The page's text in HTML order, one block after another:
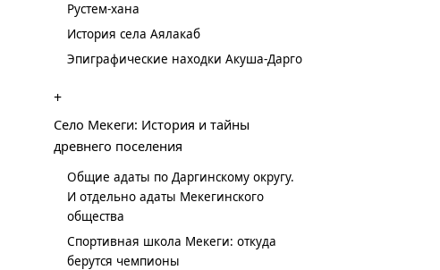
Рустем-хана
История села Аялакаб
Эпиграфические находки Акуша-Дарго
+
Село Мекеги: История и тайны
древнего поселения
Общие адаты по Даргинскому округу.
И отдельно адаты Мекегинского
общества
Спортивная школа Мекеги: откуда
берутся чемпионы